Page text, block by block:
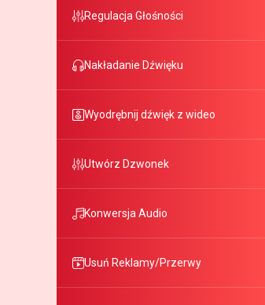
Regulacja Głośności
Nakładanie Dźwięku
Wyodrębnij dźwięk z wideo
Utwórz Dzwonek
Konwersja Audio
Usuń Reklamy/Przerwy